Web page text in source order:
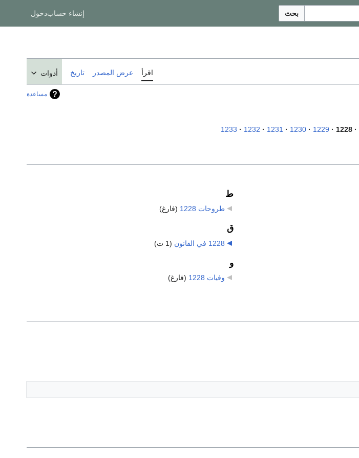
بحث إنشاء حسابدخول
اقرأ عرض المصدر تاريخ أدوات
مساعدة
1228
1229
1230
1231
1232
1233
ط
طروحات 1228 (فارغ)
ق
1228 في القانون (1 ت)
و
وفيات 1228 (فارغ)